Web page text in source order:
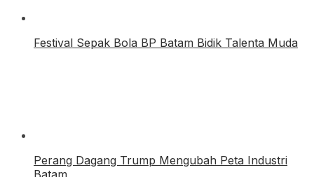
Festival Sepak Bola BP Batam Bidik Talenta Muda
Perang Dagang Trump Mengubah Peta Industri